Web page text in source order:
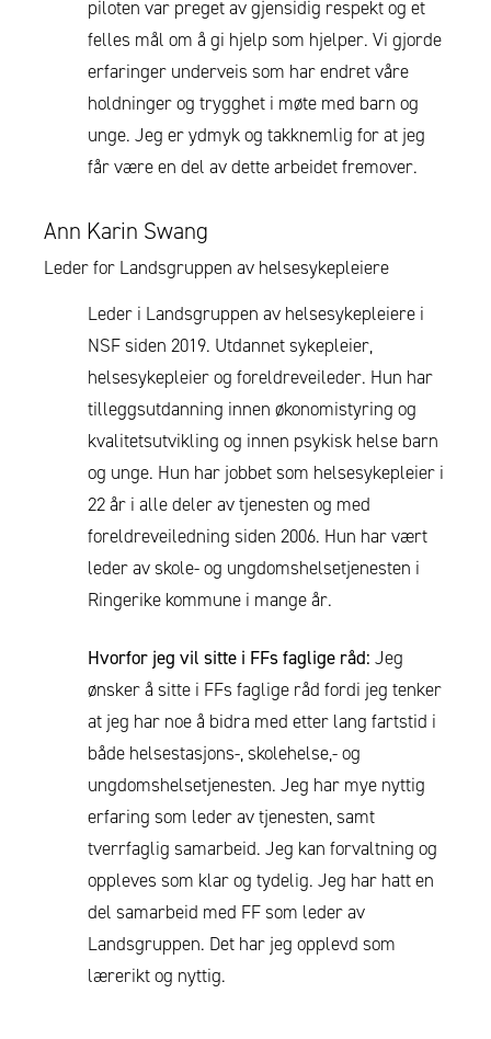
piloten var preget av gjensidig respekt og et
felles mål om å gi hjelp som hjelper. Vi gjorde
erfaringer underveis som har endret våre
holdninger og trygghet i møte med barn og
unge. Jeg er ydmyk og takknemlig for at jeg
får være en del av dette arbeidet fremover.
Ann Karin Swang
Leder for Landsgruppen av helsesykepleiere
Leder i Landsgruppen av helsesykepleiere i
NSF siden 2019. Utdannet sykepleier,
helsesykepleier og foreldreveileder. Hun har
tilleggsutdanning innen økonomistyring og
kvalitetsutvikling og innen psykisk helse barn
og unge. Hun har jobbet som helsesykepleier i
22 år i alle deler av tjenesten og med
foreldreveiledning siden 2006. Hun har vært
leder av skole- og ungdomshelsetjenesten i
Ringerike kommune i mange år.
Hvorfor jeg vil sitte i FFs faglige råd: Jeg
ønsker å sitte i FFs faglige råd fordi jeg tenker
at jeg har noe å bidra med etter lang fartstid i
både helsestasjons-, skolehelse,- og
ungdomshelsetjenesten. Jeg har mye nyttig
erfaring som leder av tjenesten, samt
tverrfaglig samarbeid. Jeg kan forvaltning og
oppleves som klar og tydelig. Jeg har hatt en
del samarbeid med FF som leder av
Landsgruppen. Det har jeg opplevd som
lærerikt og nyttig.